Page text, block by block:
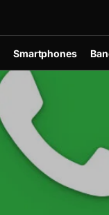
Smartphones